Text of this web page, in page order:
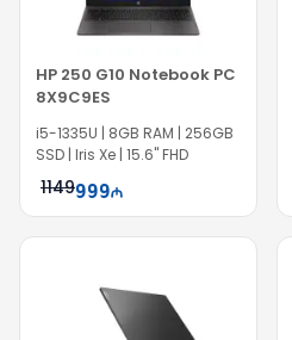
HP 250 G10 Notebook PC
8X9C9ES
i5-1335U | 8GB RAM | 256GB
SSD | Iris Xe | 15.6" FHD
1149999